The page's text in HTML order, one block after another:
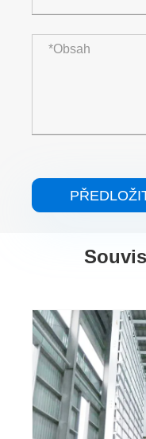
Ocelová
Ukázat více >>